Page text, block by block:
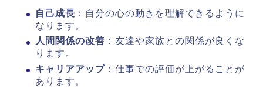
自己成長 ：自分の心の動きを理解できるように
なります。
人間関係の改善 ：友達や家族との関係が良くな
ります。
キャリアアップ ：仕事での評価が上がることが
あります。